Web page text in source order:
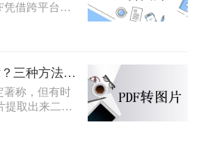
凭借跨平台兼
泛用于合
与传输；而
发布和图像编
成JPG图片
方案的直观对
骤，您可根据
私需求快速
PDF怎么转JPG图片？三种方法对比，一看就懂！
著称，但有时
提取出来二次
于网页、
怎么转JPG图